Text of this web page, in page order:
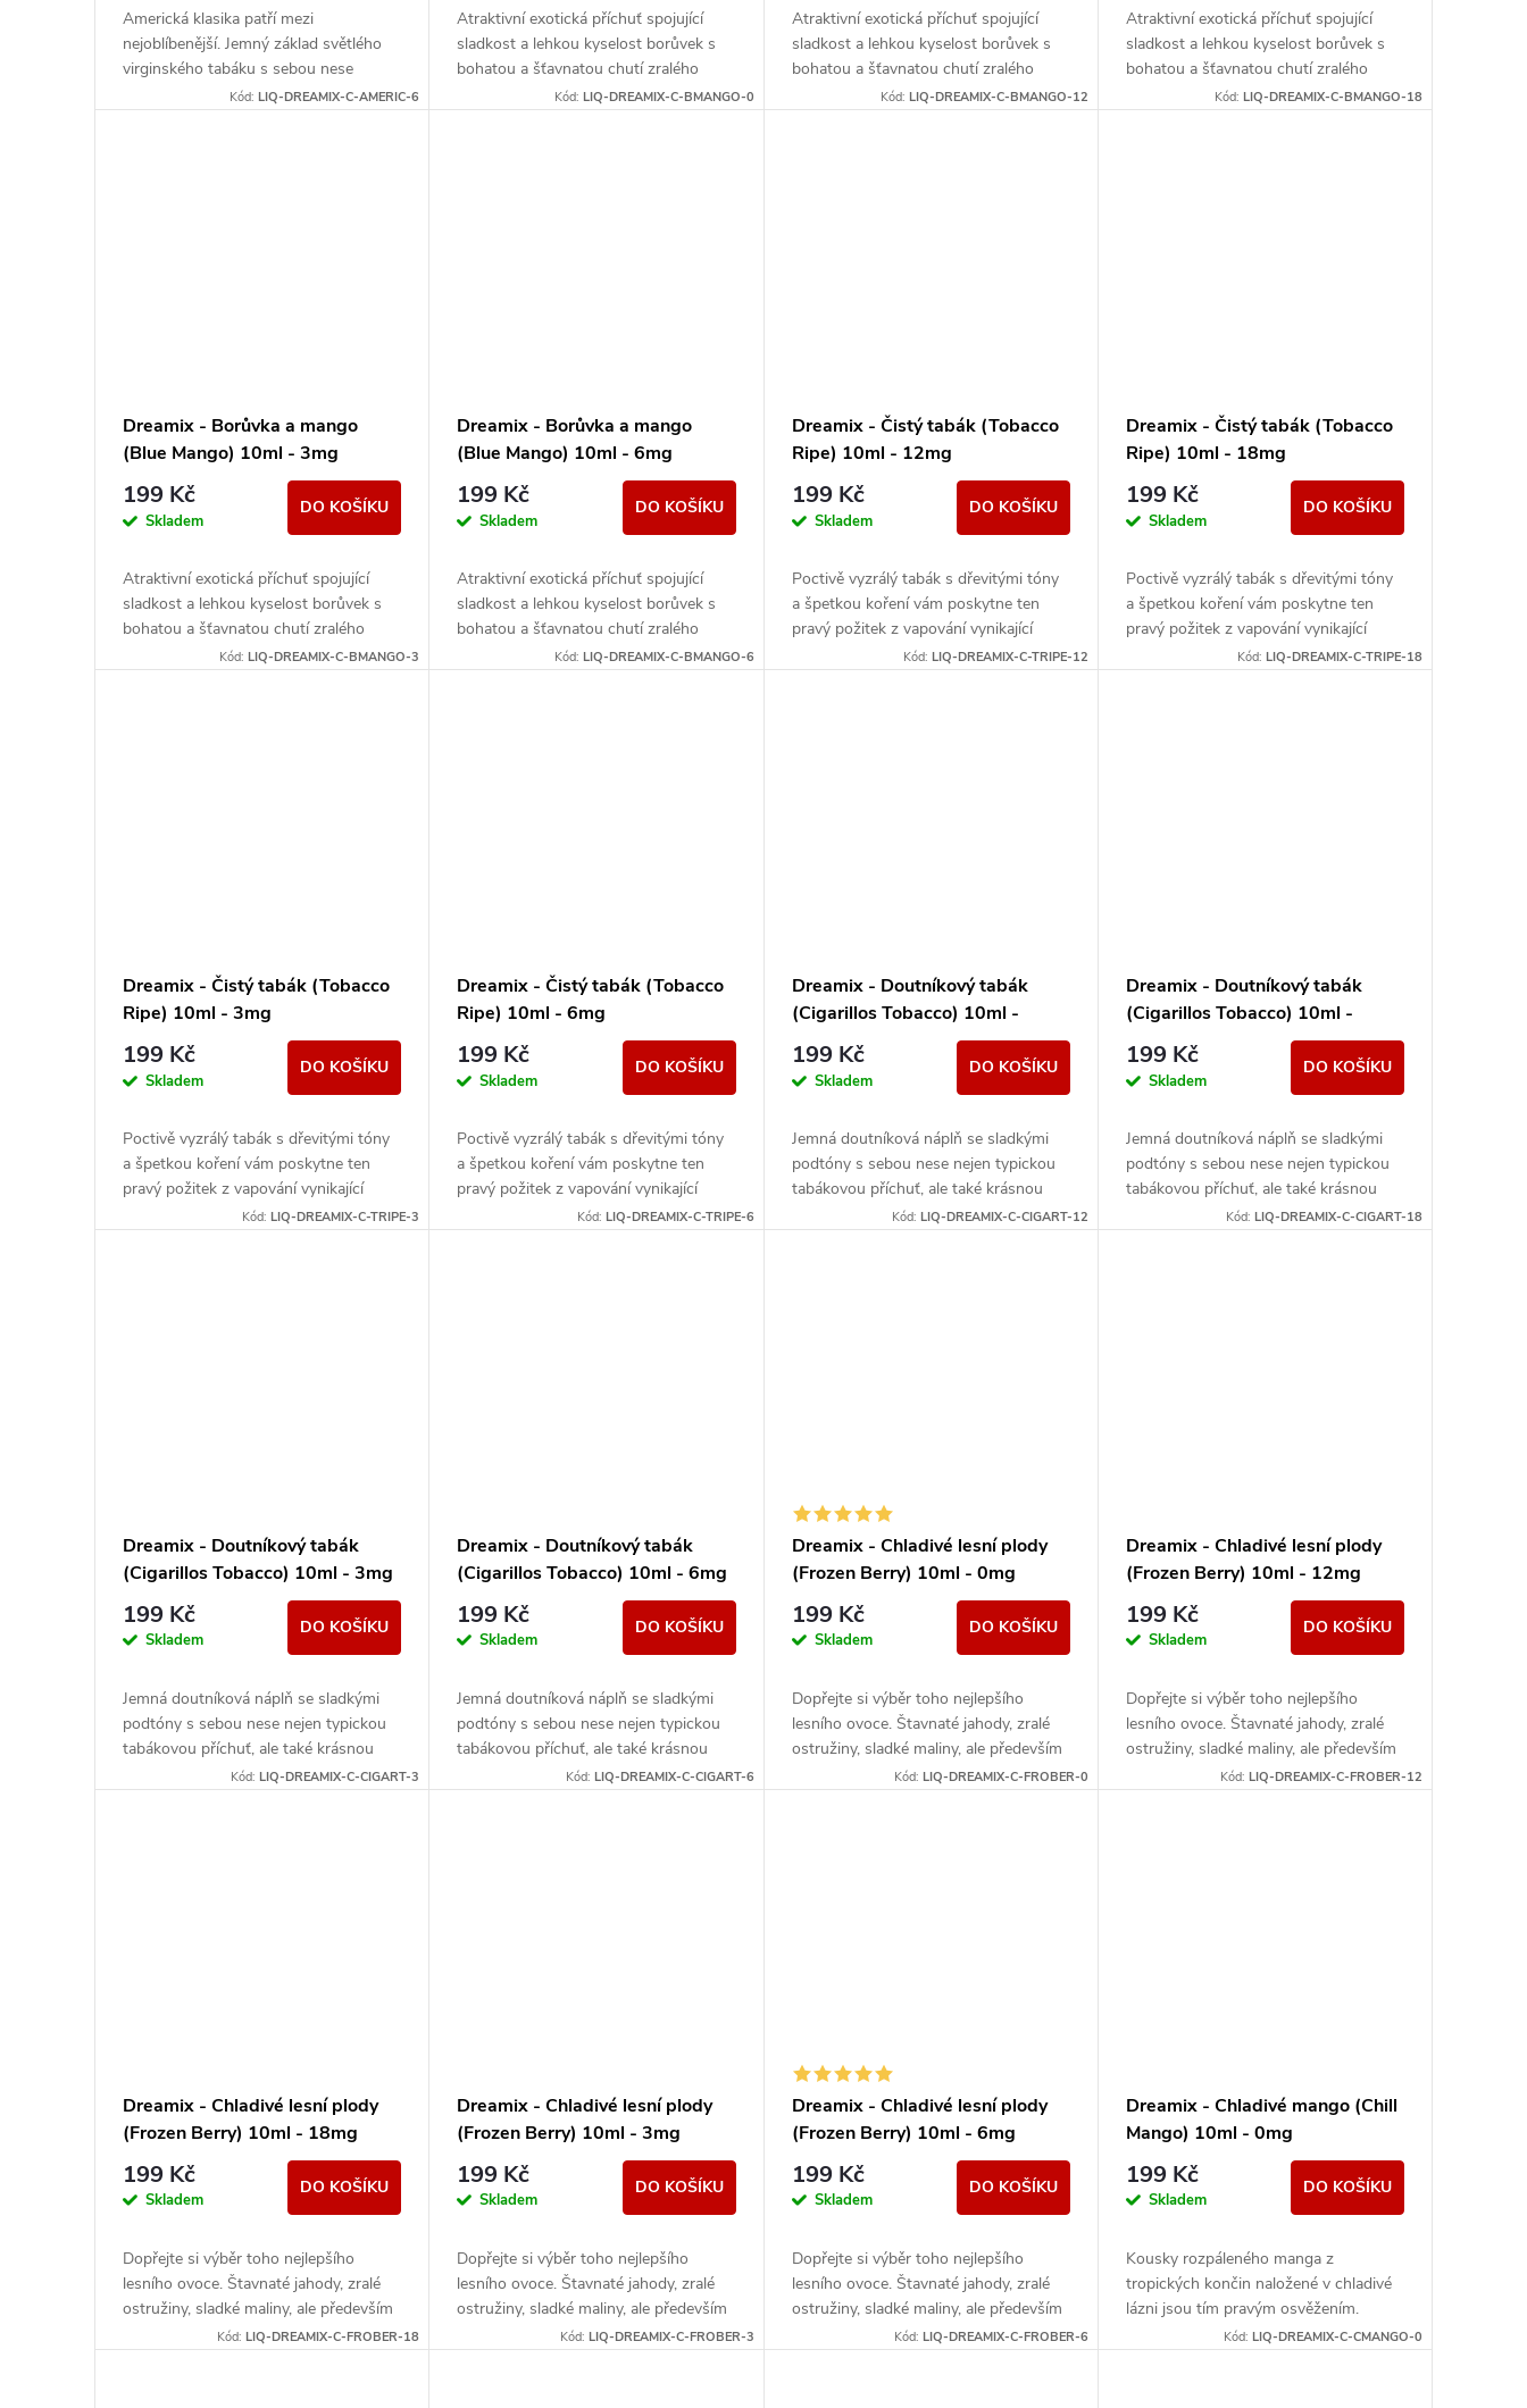
Americká klasika patří mezi
nejoblíbenější. Jemný základ světlého
virginského tabáku s sebou nese
nenápadné lehce nasládlé tóny.
Kód:LIQ-DREAMIX-C-AMERIC-6
Atraktivní exotická příchuť spojující
sladkost a lehkou kyselost borůvek s
bohatou a šťavnatou chutí zralého
manga. Jedinečné aroma, se kterým si
Kód: LIQ-DREAMIX-C-BMANGO-0
Atraktivní exotická příchuť spojující
sladkost a lehkou kyselost borůvek s
bohatou a šťavnatou chutí zralého
manga. Jedinečné aroma, se kterým si
Kód: LIQ-DREAMIX-C-BMANGO-12
Atraktivní exotická příchuť spojující
sladkost a lehkou kyselost borůvek s
bohatou a šťavnatou chutí zralého
manga. Jedinečné aroma, se kterým si
Kód: LIQ-DREAMIX-C-BMANGO-18
Dreamix - Borůvka a mango
(Blue Mango) 10ml - 3mg
199 Kč
Skladem
DO KOŠÍKU
Atraktivní exotická příchuť spojující
sladkost a lehkou kyselost borůvek s
bohatou a šťavnatou chutí zralého
manga. Jedinečné aroma, se kterým si
Kód:LIQ-DREAMIX-C-BMANGO-3
Dreamix - Borůvka a mango
(Blue Mango) 10ml - 6mg
199 Kč
Skladem
DO KOŠÍKU
Atraktivní exotická příchuť spojující
sladkost a lehkou kyselost borůvek s
bohatou a šťavnatou chutí zralého
manga. Jedinečné aroma, se kterým si
Kód: LIQ-DREAMIX-C-BMANGO-6
Dreamix - Čistý tabák (Tobacco
Ripe) 10ml - 12mg
199 Kč
Skladem
DO KOŠÍKU
Poctivě vyzrálý tabák s dřevitými tóny
a špetkou koření vám poskytne ten
pravý požitek z vapování vynikající
tabákové příchutě.
Kód: LIQ-DREAMIX-C-TRIPE-12
Dreamix - Čistý tabák (Tobacco
Ripe) 10ml - 18mg
199 Kč
Skladem
DO KOŠÍKU
Poctivě vyzrálý tabák s dřevitými tóny
a špetkou koření vám poskytne ten
pravý požitek z vapování vynikající
tabákové příchutě.
Kód: LIQ-DREAMIX-C-TRIPE-18
Dreamix - Čistý tabák (Tobacco
Ripe) 10ml - 3mg
199 Kč
Skladem
DO KOŠÍKU
Poctivě vyzrálý tabák s dřevitými tóny
a špetkou koření vám poskytne ten
pravý požitek z vapování vynikající
tabákové příchutě.Kód:LIQ-DREAMIX-C-TRIPE-3
Dreamix - Čistý tabák (Tobacco
Ripe) 10ml - 6mg
199 Kč
Skladem
DO KOŠÍKU
Poctivě vyzrálý tabák s dřevitými tóny
a špetkou koření vám poskytne ten
pravý požitek z vapování vynikající
tabákové příchutě.Kód: LIQ-DREAMIX-C-TRIPE-6
Dreamix - Doutníkový tabák
(Cigarillos Tobacco) 10ml -
12mg
199 Kč
Skladem
DO KOŠÍKU
Jemná doutníková náplň se sladkými
podtóny s sebou nese nejen typickou
tabákovou příchuť, ale také krásnou
vůni, která je její nedílnou součástí.
Kód: LIQ-DREAMIX-C-CIGART-12
Dreamix - Doutníkový tabák
(Cigarillos Tobacco) 10ml -
18mg
199 Kč
Skladem
DO KOŠÍKU
Jemná doutníková náplň se sladkými
podtóny s sebou nese nejen typickou
tabákovou příchuť, ale také krásnou
vůni, která je její nedílnou součástí.
Kód: LIQ-DREAMIX-C-CIGART-18
Dreamix - Doutníkový tabák
(Cigarillos Tobacco) 10ml - 3mg
199 Kč
Skladem
DO KOŠÍKU
Jemná doutníková náplň se sladkými
podtóny s sebou nese nejen typickou
tabákovou příchuť, ale také krásnou
vůni, která je její nedílnou součástí.
Kód:LIQ-DREAMIX-C-CIGART-3
Dreamix - Doutníkový tabák
(Cigarillos Tobacco) 10ml - 6mg
199 Kč
Skladem
DO KOŠÍKU
Jemná doutníková náplň se sladkými
podtóny s sebou nese nejen typickou
tabákovou příchuť, ale také krásnou
vůni, která je její nedílnou součástí.
Kód: LIQ-DREAMIX-C-CIGART-6
Dreamix - Chladivé lesní plody
(Frozen Berry) 10ml - 0mg
199 Kč
Skladem
DO KOŠÍKU
Dopřejte si výběr toho nejlepšího
lesního ovoce. Štavnaté jahody, zralé
ostružiny, sladké maliny, ale především
převládající borůvky tvoří dokonalý
Kód: LIQ-DREAMIX-C-FROBER-0
Dreamix - Chladivé lesní plody
(Frozen Berry) 10ml - 12mg
199 Kč
Skladem
DO KOŠÍKU
Dopřejte si výběr toho nejlepšího
lesního ovoce. Štavnaté jahody, zralé
ostružiny, sladké maliny, ale především
převládající borůvky tvoří dokonalý
Kód: LIQ-DREAMIX-C-FROBER-12
Dreamix - Chladivé lesní plody
(Frozen Berry) 10ml - 18mg
199 Kč
Skladem
DO KOŠÍKU
Dopřejte si výběr toho nejlepšího
lesního ovoce. Štavnaté jahody, zralé
ostružiny, sladké maliny, ale především
převládající borůvky tvoří dokonalý
Kód:LIQ-DREAMIX-C-FROBER-18
Dreamix - Chladivé lesní plody
(Frozen Berry) 10ml - 3mg
199 Kč
Skladem
DO KOŠÍKU
Dopřejte si výběr toho nejlepšího
lesního ovoce. Štavnaté jahody, zralé
ostružiny, sladké maliny, ale především
převládající borůvky tvoří dokonalý
Kód: LIQ-DREAMIX-C-FROBER-3
Dreamix - Chladivé lesní plody
(Frozen Berry) 10ml - 6mg
199 Kč
Skladem
DO KOŠÍKU
Dopřejte si výběr toho nejlepšího
lesního ovoce. Štavnaté jahody, zralé
ostružiny, sladké maliny, ale především
převládající borůvky tvoří dokonalý
Kód: LIQ-DREAMIX-C-FROBER-6
Dreamix - Chladivé mango (Chill
Mango) 10ml - 0mg
199 Kč
Skladem
DO KOŠÍKU
Kousky rozpáleného manga z
tropických končin naložené v chladivé
lázni jsou tím pravým osvěžením.
Vyzrálé sladké ovoce s příjemně
Kód: LIQ-DREAMIX-C-CMANGO-0